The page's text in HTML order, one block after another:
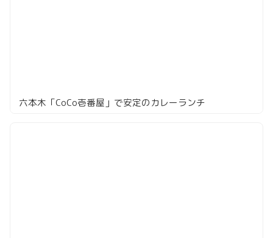
六本木「CoCo壱番屋」で安定のカレーランチ